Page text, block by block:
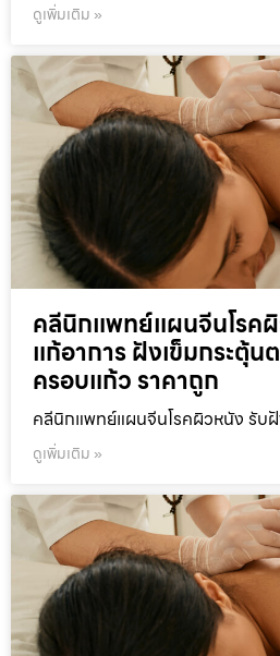
ดูเพิ่มเติม »
คลีนิกแพทย์แผนจีนโรค
แก้อาการ ฝังเข็มกระตุ้น
ครอบแก้ว ราคาถูก
คลีนิกแพทย์แผนจีนโรคผิวหนัง รับฝั
ดูเพิ่มเติม »